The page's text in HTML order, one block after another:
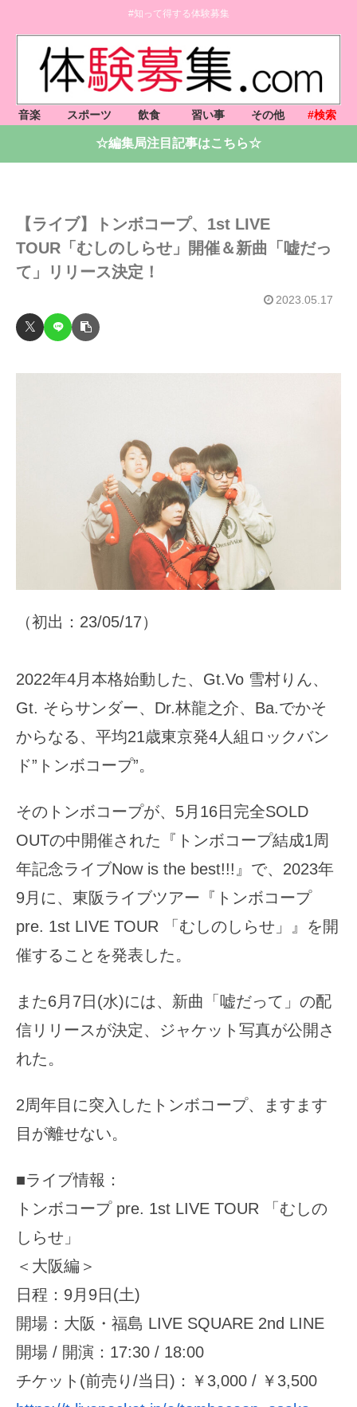
#知って得する体験募集
音楽 スポーツ 飲食 習い事 その他 #検索
☆編集局注目記事はこちら☆
【ライブ】トンボコープ、1st LIVE
TOUR「むしのしらせ」開催＆新曲「嘘だっ
て」リリース決定！
2023.05.17
（初出：23/05/17）
2022年4月本格始動した、Gt.Vo 雪村りん、
Gt. そらサンダー、Dr.林龍之介、Ba.でかそ
からなる、平均21歳東京発4人組ロックバン
ド”トンボコープ”。
そのトンボコープが、5月16日完全SOLD
OUTの中開催された『トンボコープ結成1周
年記念ライブNow is the best!!!』で、2023年
9月に、東阪ライブツアー『トンボコープ
pre. 1st LIVE TOUR 「むしのしらせ」』を開
催することを発表した。
また6月7日(水)には、新曲「嘘だって」の配
信リリースが決定、ジャケット写真が公開さ
れた。
2周年目に突入したトンボコープ、ますます
目が離せない。
■ライブ情報：
トンボコープ pre. 1st LIVE TOUR 「むしの
しらせ」
＜大阪編＞
日程：9月9日(土)
開場：大阪・福島 LIVE SQUARE 2nd LINE
開場 / 開演：17:30 / 18:00
チケット(前売り/当日)：￥3,000 / ￥3,500